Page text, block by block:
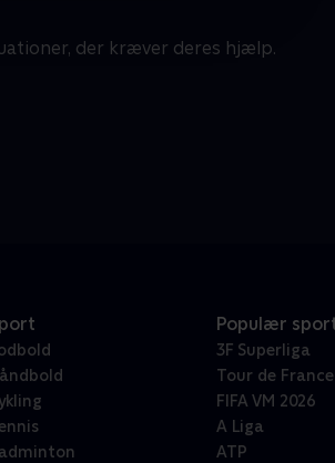
der kræver deres hjælp.
Populær
3F Superliga
Tour de France
FIFA VM 2026
A Liga
ATP